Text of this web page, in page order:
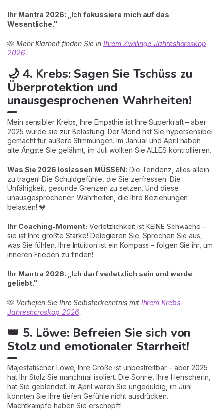
Ihr Mantra 2026: „Ich fokussiere mich auf das
Wesentliche."
🫶 Mehr Klarheit finden Sie in Ihrem Zwillinge-Jahreshoroskop
2026.
🌙 4. Krebs: Sagen Sie Tschüss zu
Überprotektion und
unausgesprochenen Wahrheiten!
Mein sensibler Krebs, Ihre Empathie ist Ihre Superkraft – aber
2025 wurde sie zur Belastung. Der Mond hat Sie hypersensibel
gemacht für äußere Stimmungen. Im Januar und April haben
alte Ängste Sie gelähmt, im Juli wollten Sie ALLES kontrollieren.
Was Sie 2026 loslassen MÜSSEN: Die Tendenz, alles allein
zu tragen! Die Schuldgefühle, die Sie zerfressen. Die
Unfähigkeit, gesunde Grenzen zu setzen. Und diese
unausgesprochenen Wahrheiten, die Ihre Beziehungen
belasten! 💔
Ihr Coaching-Moment: Verletzlichkeit ist KEINE Schwäche –
sie ist Ihre größte Stärke! Delegieren Sie. Sprechen Sie aus,
was Sie fühlen. Ihre Intuition ist ein Kompass – folgen Sie ihr, um
inneren Frieden zu finden!
Ihr Mantra 2026: „Ich darf verletzlich sein und werde
geliebt."
🫶 Vertiefen Sie Ihre Selbsterkenntnis mit Ihrem Krebs-
Jahreshoroskop 2026.
👑 5. Löwe: Befreien Sie sich von
Stolz und emotionaler Starrheit!
Majestätischer Löwe, Ihre Größe ist unbestreitbar – aber 2025
hat Ihr Stolz Sie manchmal isoliert. Die Sonne, Ihre Herrscherin,
hat Sie geblendet. Im April waren Sie ungeduldig, im Juni
konnten Sie Ihre tiefen Gefühle nicht ausdrücken.
Machtkämpfe haben Sie erschöpft!